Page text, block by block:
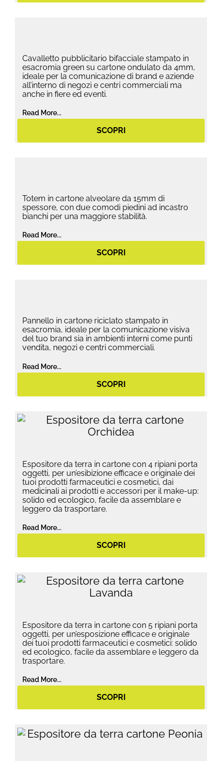
Cavalletto pubblicitario bifacciale stampato in
esacromia green su cartone ondulato da 4mm,
ideale per la comunicazione di brand e aziende
all’interno di negozi e centri commerciali ma
anche in fiere ed eventi.
Read More...
SCOPRI
Totem in cartone alveolare da 15mm di
spessore, con due comodi piedini ad incastro
bianchi per una maggiore stabilità.
Read More...
SCOPRI
Pannello in cartone riciclato stampato in
esacromia, ideale per la comunicazione visiva
del tuo brand sia in ambienti interni come punti
vendita, negozi e centri commerciali.
Read More...
SCOPRI
Espositore da terra in cartone con 4 ripiani porta
oggetti, per un’esibizione efficace e originale dei
tuoi prodotti farmaceutici e cosmetici, dai
medicinali ai prodotti e accessori per il make-up:
solido ed ecologico, facile da assemblare e
leggero da trasportare.
Read More...
SCOPRI
Espositore da terra in cartone con 5 ripiani porta
oggetti, per un’esposizione efficace e originale
dei tuoi prodotti farmaceutici e cosmetici: solido
ed ecologico, facile da assemblare e leggero da
trasportare.
Read More...
SCOPRI